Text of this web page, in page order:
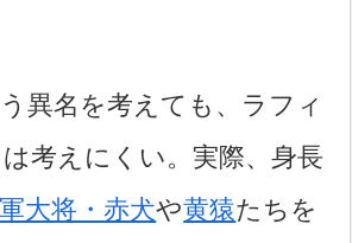
異名を考えても、ラフィ
考えにくい。実際、身長
大将・赤犬や黄猿たちを